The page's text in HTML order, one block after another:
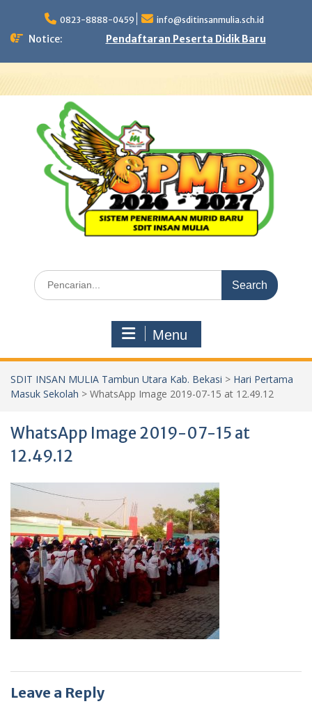
content
0823-8888-0459 info@sditinsanmulia.sch.id
Notice: Pendaftaran Peserta Didik Baru
Search
for:
Menu
SDIT INSAN MULIA Tambun Utara Kab. Bekasi > Hari Pertama
Masuk Sekolah > WhatsApp Image 2019-07-15 at 12.49.12
WhatsApp Image 2019-07-15 at
12.49.12
Leave a Reply